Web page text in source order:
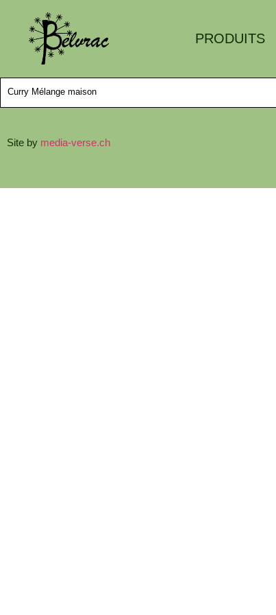
PRODUITS
Curry Mélange maison
Site by media-verse.ch